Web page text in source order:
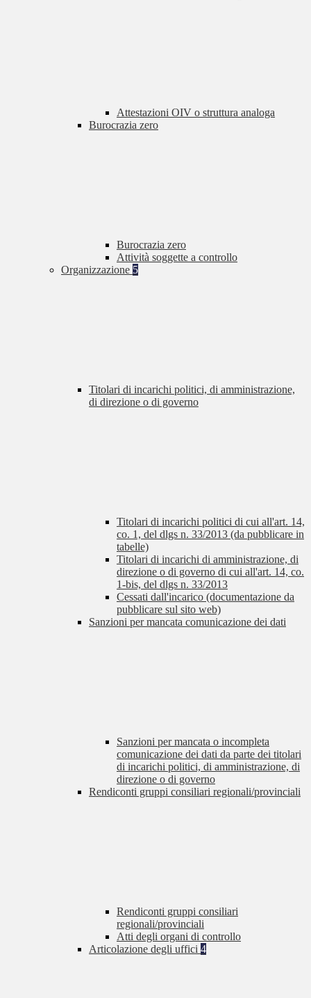
Attestazioni OIV o struttura analoga
Burocrazia zero
Burocrazia zero
Attività soggette a controllo
Organizzazione 5
Titolari di incarichi politici, di amministrazione,
di direzione o di governo
Titolari di incarichi politici di cui all'art. 14,
co. 1, del dlgs n. 33/2013 (da pubblicare in
tabelle)
Titolari di incarichi di amministrazione, di
direzione o di governo di cui all'art. 14, co.
1-bis, del dlgs n. 33/2013
Cessati dall'incarico (documentazione da
pubblicare sul sito web)
Sanzioni per mancata comunicazione dei dati
Sanzioni per mancata o incompleta
comunicazione dei dati da parte dei titolari
di incarichi politici, di amministrazione, di
direzione o di governo
Rendiconti gruppi consiliari regionali/provinciali
Rendiconti gruppi consiliari
regionali/provinciali
Atti degli organi di controllo
Articolazione degli uffici 4